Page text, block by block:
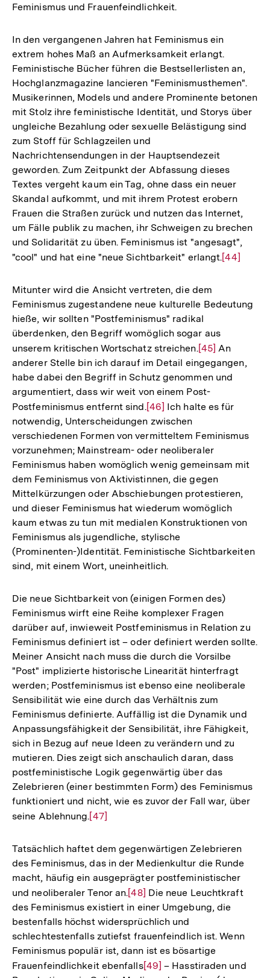
Feminismus und Frauenfeindlichkeit.
In den vergangenen Jahren hat Feminismus ein
extrem hohes Maß an Aufmerksamkeit erlangt.
Feministische Bücher führen die Bestsellerlisten an,
Hochglanzmagazine lancieren "Feminismusthemen".
Musikerinnen, Models und andere Prominente betonen
mit Stolz ihre feministische Identität, und Storys über
ungleiche Bezahlung oder sexuelle Belästigung sind
zum Stoff für Schlagzeilen und
Nachrichtensendungen in der Hauptsendezeit
geworden. Zum Zeitpunkt der Abfassung dieses
Textes vergeht kaum ein Tag, ohne dass ein neuer
Skandal aufkommt, und mit ihrem Protest erobern
Frauen die Straßen zurück und nutzen das Internet,
um Fälle publik zu machen, ihr Schweigen zu brechen
und Solidarität zu üben. Feminismus ist "angesagt",
"cool" und hat eine "neue Sichtbarkeit" erlangt.Zur
Fußnote
[44]
Mitunter wird die Ansicht vertreten, die dem
Feminismus zugestandene neue kulturelle Bedeutung
hieße, wir sollten "Postfeminismus" radikal
überdenken, den Begriff womöglich sogar aus
unserem kritischen Wortschatz streichen.Zur
Auflösung
der
Fußnote
[45] An
anderer Stelle bin ich darauf im Detail eingegangen,
habe dabei den Begriff in Schutz genommen und
argumentiert, dass wir weit von einem Post-
Postfeminismus entfernt sind.Zur
Auflösung
der
Fußnote
[46] Ich halte es für
notwendig, Unterscheidungen zwischen
verschiedenen Formen von vermitteltem Feminismus
vorzunehmen; Mainstream- oder neoliberaler
Feminismus haben womöglich wenig gemeinsam mit
dem Feminismus von Aktivistinnen, die gegen
Mittelkürzungen oder Abschiebungen protestieren,
und dieser Feminismus hat wiederum womöglich
kaum etwas zu tun mit medialen Konstruktionen von
Feminismus als jugendliche, stylische
(Prominenten-)Identität. Feministische Sichtbarkeiten
sind, mit einem Wort, uneinheitlich.
Die neue Sichtbarkeit von (einigen Formen des)
Feminismus wirft eine Reihe komplexer Fragen
darüber auf, inwieweit Postfeminismus in Relation zu
Feminismus definiert ist – oder definiert werden sollte.
Meiner Ansicht nach muss die durch die Vorsilbe
"Post" implizierte historische Linearität hinterfragt
werden; Postfeminismus ist ebenso eine neoliberale
Sensibilität wie eine durch das Verhältnis zum
Feminismus definierte. Auffällig ist die Dynamik und
Anpassungsfähigkeit der Sensibilität, ihre Fähigkeit,
sich in Bezug auf neue Ideen zu verändern und zu
mutieren. Dies zeigt sich anschaulich daran, dass
postfeministische Logik gegenwärtig über das
Zelebrieren (einer bestimmten Form) des Feminismus
funktioniert und nicht, wie es zuvor der Fall war, über
seine Ablehnung.Zur
der
Fußnote
[47]
Tatsächlich haftet dem gegenwärtigen Zelebrieren
des Feminismus, das in der Medienkultur die Runde
macht, häufig ein ausgeprägter postfeministischer
und neoliberaler Tenor an.Zur
Auflösung
der
Fußnote
[48] Die neue Leuchtkraft
des Feminismus existiert in einer Umgebung, die
bestenfalls höchst widersprüchlich und
schlechtestenfalls zutiefst frauenfeindlich ist. Wenn
Feminismus populär ist, dann ist es bösartige
Frauenfeindlichkeit ebenfallsZur
[49] – Hasstiraden undZum